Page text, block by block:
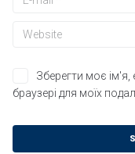
Зберегти моє ім'я,
браузері для моїх